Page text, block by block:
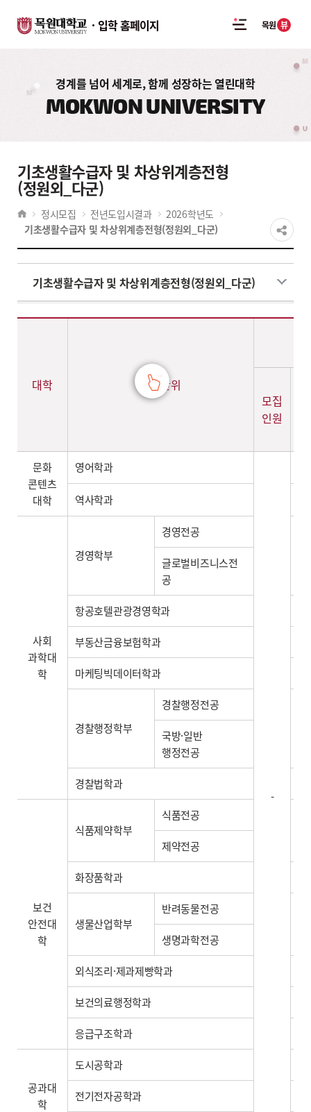
입학 홈페이지 목원 뷰
경계를 넘어 세계로, 함께 성장하는 열린대학
MOKWON UNIVERSITY
기초생활수급자 및 차상위계층전형
(정원외_다군)
정시모집 전년도입시결과
2026학년도
기초생활수급자 및 차상위계층전형(정원외_다군)
기초생활수급자 및 차상위계층전형(정원외_다군)
2026학년도 전년도입시결과 학생부교과 기초생활수급자 및 차상위계층전형(정원외다군) - 계열,대학,학과(부),전공,학생부교과 기초생활수급자 및 차상위계층전형(정원외)(모집인원,경쟁률,수능환산점수(평균,만점)) 정보제공
대학
모집단위
모집
인원
문화
콘텐츠
대학
영어학과
-
역사학과
사회
과학대
학
경영학부
경영전공
글로벌비즈니스전
공
항공호텔관광경영학과
부동산금융보험학과
마케팅빅데이터학과
경찰행정학부
경찰행정전공
국방·일반
행정전공
경찰법학과
보건
안전대
학
식품제약학부
식품전공
제약전공
화장품학과
생물산업학부
반려동물전공
생명과학전공
외식조리·제과제빵학과
보건의료행정학과
응급구조학과
공과대
학
도시공학과
전기전자공학과